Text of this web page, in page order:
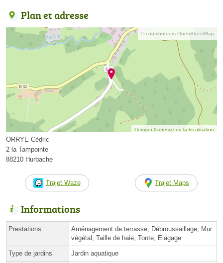
Plan et adresse
© contributeurs OpenStreetMap
Corriger l’adresse ou la localisation
ORRYE Cédric
2 la Tampointe
88210 Hurbache
Trajet Waze Trajet Maps
Informations
Prestations
Aménagement de terrasse, Débroussaillage, Mur
végétal, Taille de haie, Tonte, Élagage
Type de jardins Jardin aquatique